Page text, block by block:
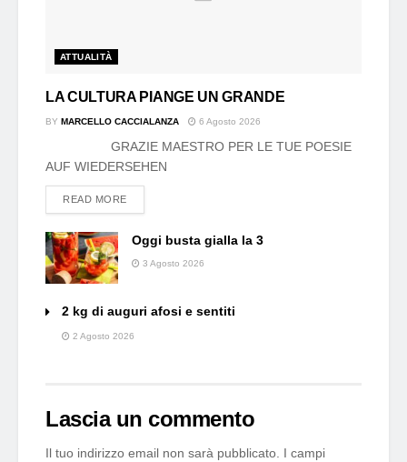
ATTUALITÀ
LA CULTURA PIANGE UN GRANDE
BY MARCELLO CACCIALANZA 6 Agosto 2026
GRAZIE MAESTRO PER LE TUE POESIE
AUF WIEDERSEHEN
READ MOREDETAILS
Oggi busta gialla la 3
3 Agosto 2026
2 kg di auguri afosi e sentiti
2 Agosto 2026
Lascia un commento
Il tuo indirizzo email non sarà pubblicato. I campi